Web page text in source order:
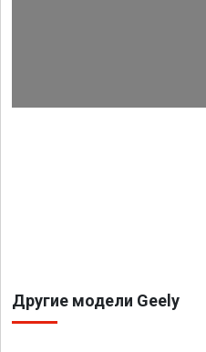
Другие модели Geely